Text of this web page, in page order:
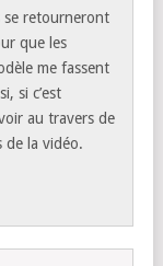
se retourneront
que les
me fassent
si c’est
au travers de
de la vidéo.